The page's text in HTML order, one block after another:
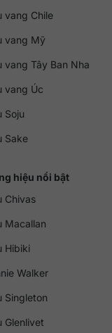
vang Chile
vang Mỹ
vang Tây Ban Nha
vang Úc
Soju
Sake
hiệu nổi bật
Chivas
Macallan
Hibiki
Walker
Singleton
Glenlivet